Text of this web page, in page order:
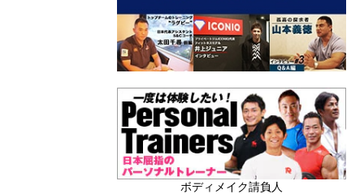
ボディメイク請負人